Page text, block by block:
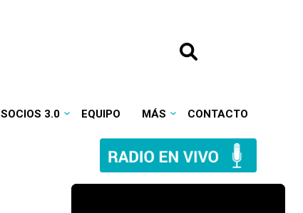
SOCIOS 3.0 EQUIPO MÁS CONTACTO